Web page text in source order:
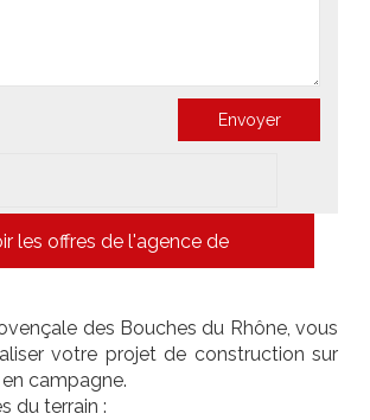
les offres de l'agence de
des Bouches du Rhône, vous
votre projet de construction sur
campagne.
du terrain :